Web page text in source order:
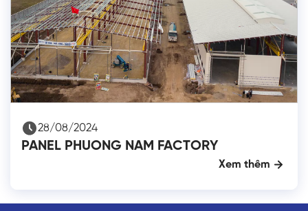
28/08/2024
PANEL PHUONG NAM FACTORY
Xem thêm